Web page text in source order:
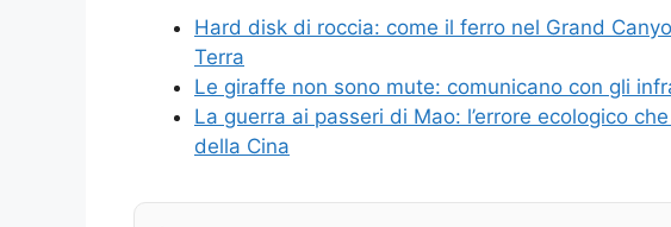
Hard disk di roccia: come il ferro nel Grand
Terra
Le giraffe non sono mute: comunicano con gli
La guerra ai passeri di Mao: l’errore ecologico
della Cina